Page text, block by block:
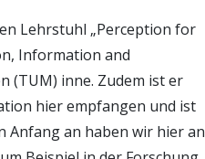
Lehrstuhl „Perception for
Information and
(TUM) inne. Zudem ist er
hier empfangen und ist
Anfang an haben wir hier an